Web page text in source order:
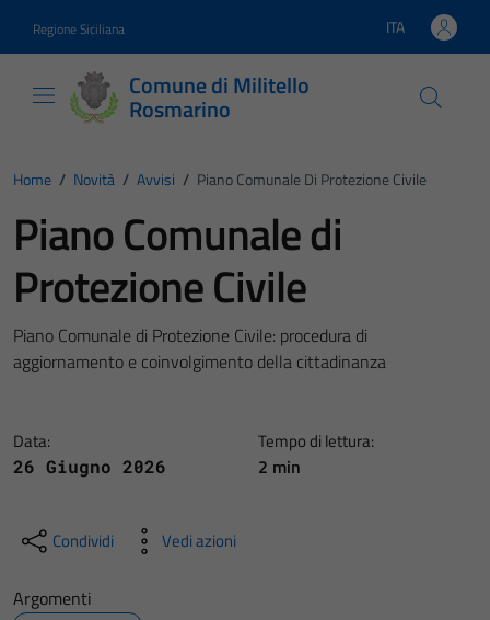
Regione Siciliana Lingua attiva:
ITA
Comune di Militello
Rosmarino
Home / Novità / Avvisi / Piano Comunale Di Protezione Civile
Piano Comunale di
Protezione Civile
Piano Comunale di Protezione Civile: procedura di
aggiornamento e coinvolgimento della cittadinanza
Data:
26 Giugno 2026
Tempo di lettura:
2 min
Condividi Vedi azioni
Argomenti